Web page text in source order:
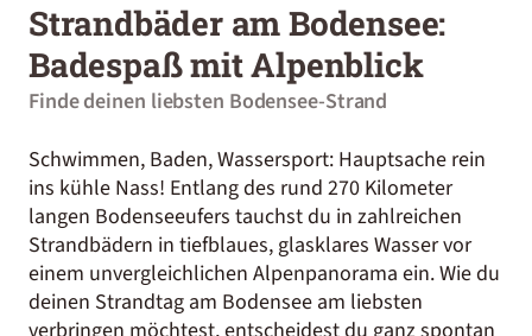
Strandbäder am Bodensee:
Badespaß mit Alpenblick
Finde deinen liebsten Bodensee-Strand
Schwimmen, Baden, Wassersport: Hauptsache rein
ins kühle Nass! Entlang des rund 270 Kilometer
langen Bodenseeufers tauchst du in zahlreichen
Strandbädern in tiefblaues, glasklares Wasser vor
einem unvergleichlichen Alpenpanorama ein. Wie du
deinen Strandtag am Bodensee am liebsten